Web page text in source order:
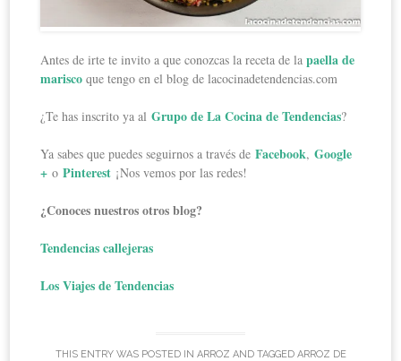
Antes de irte te invito a que conozcas la receta de lapaella de
marisco que tengo en el blog de lacocinadetendencias.com
¿Te has inscrito ya alGrupo de La Cocina de Tendencias?
Ya sabes que puedes seguirnos a través deFacebook,Google
+ oPinterest ¡Nos vemos por las redes!
¿Conoces nuestros otros blog?
Tendencias callejeras
Los Viajes de Tendencias
THIS ENTRY WAS POSTED IN ARROZ AND TAGGED ARROZ DE